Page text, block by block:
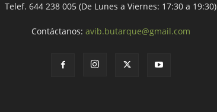
Telef. 644 238 005 (De Lunes a Viernes: 17:30 a 19:30)
Contáctanos: avib.butarque@gmail.com